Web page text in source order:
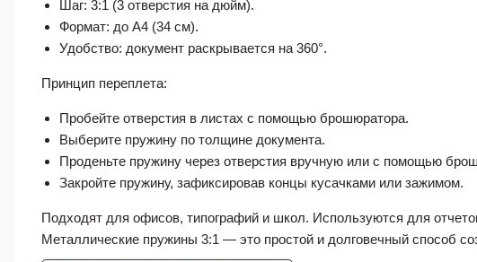
Шаг: 3:1 (3 отверстия на дюйм).
Формат: до A4 (34 см).
Удобство: документ раскрывается на 360°.
Принцип переплета:
Пробейте отверстия в листах с помощью брошюратора.
Выберите пружину по толщине документа.
Проденьте пружину через отверстия вручную или с помощью
Закройте пружину, зафиксировав концы кусачками или зажимом.
Подходят для офисов, типографий и школ. Используются для
Металлические пружины 3:1 — это простой и долговечный способ